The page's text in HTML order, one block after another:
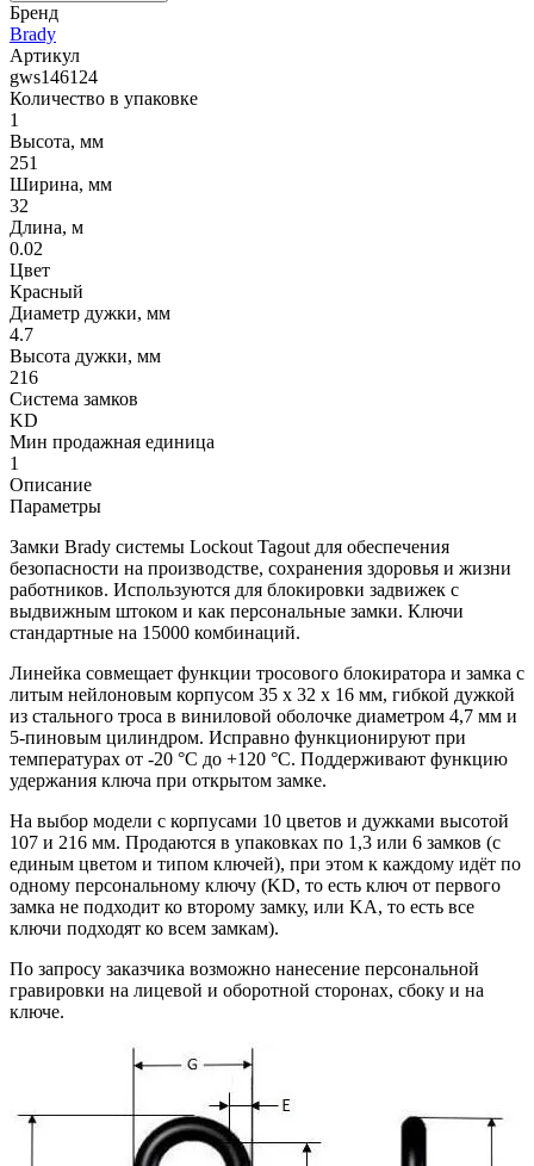
Бренд
Brady
Артикул
gws146124
Количество в упаковке
1
Высота, мм
251
Ширина, мм
32
Длина, м
0.02
Цвет
Красный
Диаметр дужки, мм
4.7
Высота дужки, мм
216
Система замков
KD
Мин продажная единица
1
Описание
Параметры
Замки Brady системы Lockout Tagout для обеспечения
безопасности на производстве, сохранения здоровья и жизни
работников. Используются для блокировки задвижек с
выдвижным штоком и как персональные замки. Ключи
стандартные на 15000 комбинаций.
Линейка совмещает функции тросового блокиратора и замка с
литым нейлоновым корпусом 35 х 32 х 16 мм, гибкой дужкой
из стального троса в виниловой оболочке диаметром 4,7 мм и
5-пиновым цилиндром. Исправно функционируют при
температурах от -20 °С до +120 °С. Поддерживают функцию
удержания ключа при открытом замке.
На выбор модели с корпусами 10 цветов и дужками высотой
107 и 216 мм. Продаются в упаковках по 1,3 или 6 замков (с
единым цветом и типом ключей), при этом к каждому идёт по
одному персональному ключу (KD, то есть ключ от первого
замка не подходит ко второму замку, или KA, то есть все
ключи подходят ко всем замкам).
По запросу заказчика возможно нанесение персональной
гравировки на лицевой и оборотной сторонах, сбоку и на
ключе.